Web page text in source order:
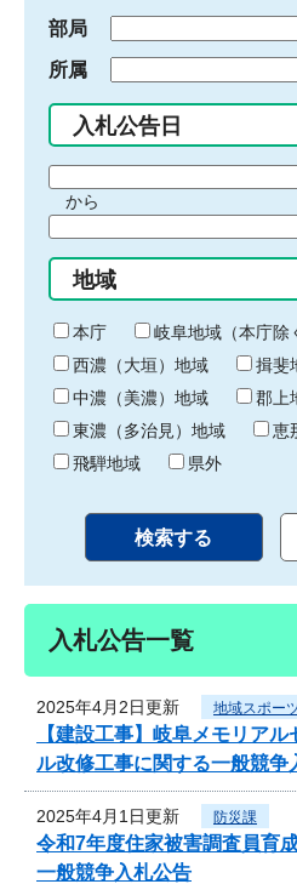
部局
所属
入札公告日
間
始
り
から
間
終
わ
り
地域
本庁
岐阜地域（本庁除
西濃（大垣）地域
揖斐
中濃（美濃）地域
郡上
東濃（多治見）地域
恵
飛騨地域
県外
入札公告一覧
2025年4月2日更新 地域スポー
【建設工事】岐阜メモリア
ル改修工事に関する一般競争
2025年4月1日更新 防災課
令和7年度住家被害調査員育
一般競争入札公告